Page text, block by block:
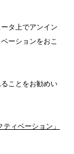
タ上でアンイン
ーションをおこ
ことをお勧めい
ィベーション」